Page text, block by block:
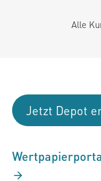
Alle
Jetzt Depot